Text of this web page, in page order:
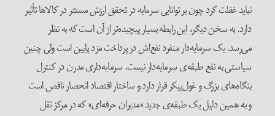
نباید غفلت کرد چون بر توانایی سرمایه در تحقق ارزش مستتر در کالاها تأثیر
دارد. به سخن دیگر، این رابطه بسیار پیچیده‌تر از آن است که به نظر
می‌رسد. یک سرمایه‌دار منفرد نفع‌اش در پرداخت مزد پایین است ولی چنین
سیاستی به نفع طبقه‌ی سرمایه‌دار نیست. سرمایه‌داری مدرن در کنترل
بنگاه‌های بزرگ و غول‌پیکر قرار دارد و ساختار اقتصاد انحصار ناقص است
و به همین دلیل یک طبقه‌ی جدید «مدیران حرفه‌ای» که در مرکز ثقل